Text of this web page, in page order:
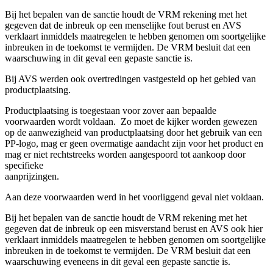
Bij het bepalen van de sanctie houdt de VRM rekening met het
gegeven dat de inbreuk op een menselijke fout berust en AVS
verklaart inmiddels maatregelen te hebben genomen om soortgelijke
inbreuken in de toekomst te vermijden. De VRM besluit dat een
waarschuwing in dit geval een gepaste sanctie is.
Bij AVS werden ook overtredingen vastgesteld op het gebied van
productplaatsing.
Productplaatsing is toegestaan voor zover aan bepaalde
voorwaarden wordt voldaan. Zo moet de kijker worden gewezen
op de aanwezigheid van productplaatsing door het gebruik van een
PP-logo, mag er geen overmatige aandacht zijn voor het product en
mag er niet rechtstreeks worden aangespoord tot aankoop door
specifieke
Aan deze voorwaarden werd in het voorliggend geval niet voldaan.
Bij het bepalen van de sanctie houdt de VRM rekening met het
gegeven dat de inbreuk op een misverstand berust en AVS ook hier
verklaart inmiddels maatregelen te hebben genomen om soortgelijke
inbreuken in de toekomst te vermijden. De VRM besluit dat een
waarschuwing eveneens in dit geval een gepaste sanctie is.